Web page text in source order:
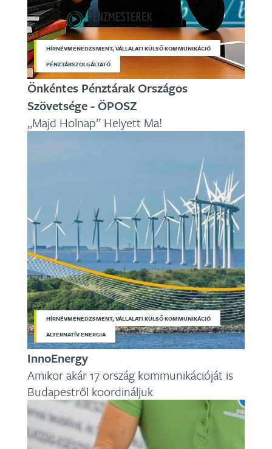
HÍRNÉVMENEDZSMENT, VÁLLALATI KÜLSŐ KOMMUNIKÁCIÓ
PÉNZTÁRSZOLGÁLTATÓ
Önkéntes Pénztárak Országos
Szövetsége - ÖPOSZ
„Majd Holnap” Helyett Ma!
HÍRNÉVMENEDZSMENT, VÁLLALATI KÜLSŐ KOMMUNIKÁCIÓ
ALTERNATÍV ENERGIA
InnoEnergy
Amikor akár 17 ország kommunikációját is
Budapestről koordináljuk